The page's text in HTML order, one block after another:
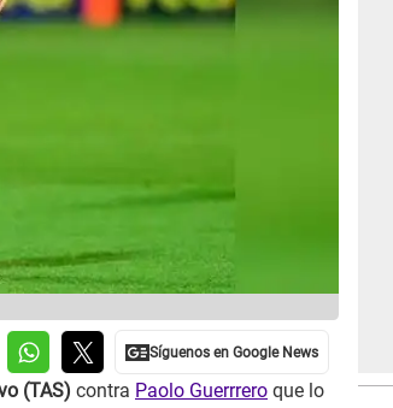
(TAS) contra Paolo Guerrrero que lo